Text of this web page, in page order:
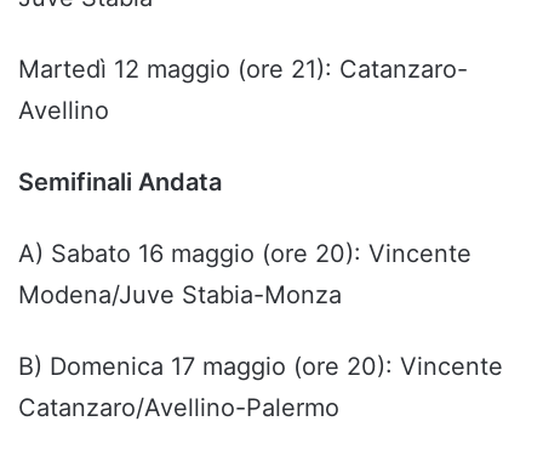
Martedì 12 maggio (ore 21): Catanzaro-
Avellino
Semifinali Andata
A) Sabato 16 maggio (ore 20): Vincente
Modena/Juve Stabia-Monza
B) Domenica 17 maggio (ore 20): Vincente
Catanzaro/Avellino-Palermo